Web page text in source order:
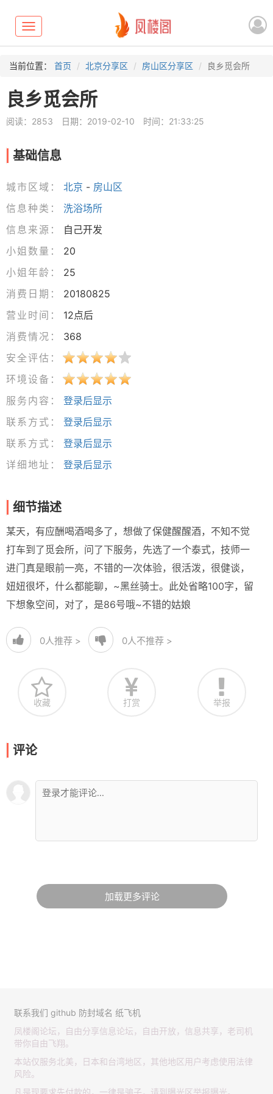
Toggle
navigation
当前位置： 首页 北京分享区 房山区分享区 良乡觅会所
良乡觅会所
阅读：2853 日期：2019-02-10 时间：21:33:25
基础信息
城市区域： 北京 - 房山区
信息种类：
洗浴场所
信息来源：
自己开发
小姐数量：
20
小姐年龄：
25
消费日期：
20180825
营业时间：
12点后
消费情况：
368
安全评估：
环境设备：
服务内容：
登录后显示
联系方式：
登录后显示
联系方式：
登录后显示
详细地址：
登录后显示
细节描述
某天，有应酬喝酒喝多了，想做了保健醒醒酒，不知不觉
打车到了觅会所，问了下服务，先选了一个泰式，技师一
进门真是眼前一亮，不错的一次体验，很活泼，很健谈，
妞妞很坏，什么都能聊，~黑丝骑士。此处省略100字，留
下想象空间，对了，是86号哦~不错的姑娘
0人推荐 > 0人不推荐 >
收藏 打赏 举报
评论
加载更多评论
联系我们 github 防封域名 纸飞机
凤楼阁论坛，自由分享信息论坛，自由开放，信息共享，老司机
带你自由飞翔。
本站仅服务北美，日本和台湾地区，其他地区用户考虑使用法律
风险。
凡是现要求先付款的，一律是骗子，请到曝光区举报曝光。